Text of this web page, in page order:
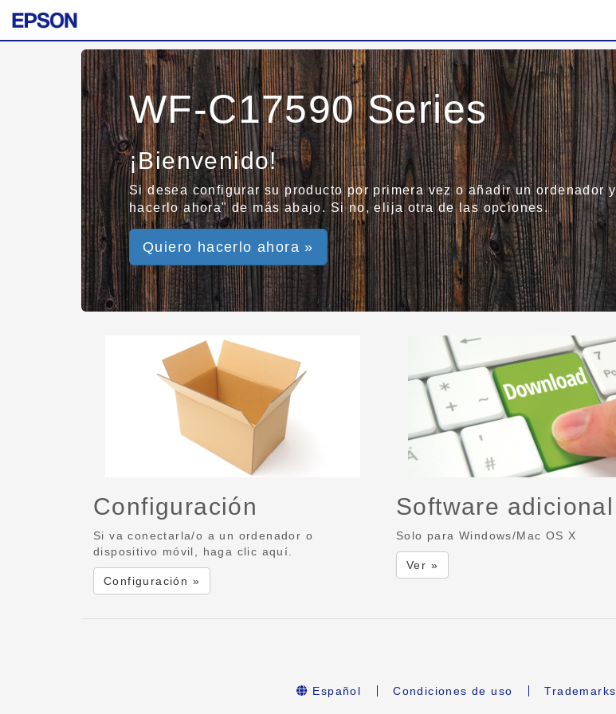
WF-C17590 Series
¡Bienvenido!
Si desea configurar su producto por primera vez o añadir un
hacerlo ahora" de más abajo. Si no, elija otra de las opciones.
Quiero hacerlo ahora »
Configuración
Si va conectarla/o a un ordenador o
dispositivo móvil, haga clic aquí.
Configuración »
Software adicional
Solo para Windows/Mac OS X
Ver »
Español Condiciones de uso Trademarks